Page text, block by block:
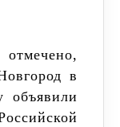
в
объявили